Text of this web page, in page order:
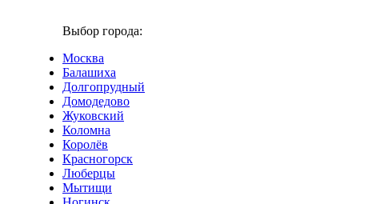
Выбор города:
Москва
Балашиха
Долгопрудный
Домодедово
Жуковский
Коломна
Королёв
Красногорск
Люберцы
Мытищи